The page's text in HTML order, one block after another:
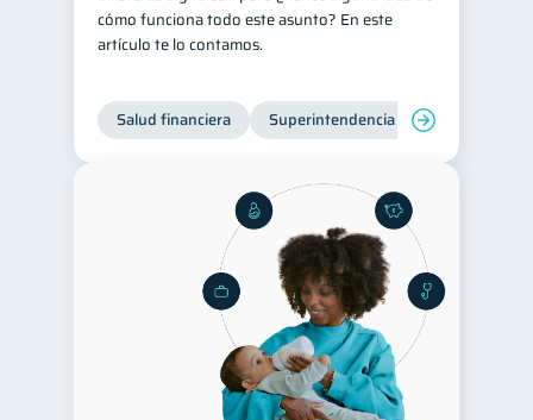
Deudas 10
Entidad financiera
Consejos 6
Historial crediticio 6
Derechos & Deberes 4
2
Criptomonedas 2
2
cómo funciona todo este asunto? En este
artículo te lo contamos.
Salud financiera Superintendencia de Bancos